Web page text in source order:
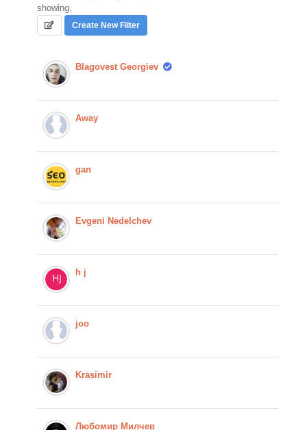
showing.
Create New Filter
Blagovest Georgiev
Away
gan
Evgeni Nedelchev
h j
joo
Krasimir
Любомир Милчев